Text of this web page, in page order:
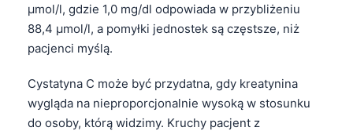
µmol/l, gdzie 1,0 mg/dl odpowiada w przybliżeniu
88,4 µmol/l, a pomyłki jednostek są częstsze, niż
pacjenci myślą.
Cystatyna C może być przydatna, gdy kreatynina
wygląda na nieproporcjonalnie wysoką w stosunku
do osoby, którą widzimy. Kruchy pacjent z